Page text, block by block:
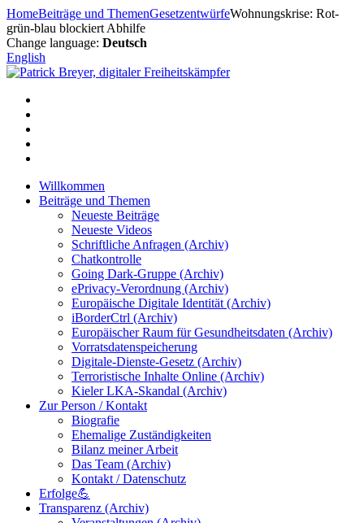
Zum
Inhalt
springen
HomeBeiträge und ThemenGesetzentwürfeWohnungskrise: Rot-
grün-blau blockiert Abhilfe
Change language: Deutsch
English
Willkommen
Beiträge und Themen
Neueste Beiträge
Neueste Videos
Schriftliche Anfragen (Archiv)
Chatkontrolle
Going Dark-Gruppe (Archiv)
ePrivacy-Verordnung (Archiv)
Europäische Digitale Identität (Archiv)
iBorderCtrl (Archiv)
Europäischer Raum für Gesundheitsdaten (Archiv)
Vorratsdatenspeicherung
Digitale-Dienste-Gesetz (Archiv)
Terroristische Inhalte Online (Archiv)
Kieler LKA-Skandal (Archiv)
Zur Person / Kontakt
Biografie
Ehemalige Zuständigkeiten
Bilanz meiner Arbeit
Das Team (Archiv)
Kontakt / Datenschutz
Erfolge💪
Transparenz (Archiv)